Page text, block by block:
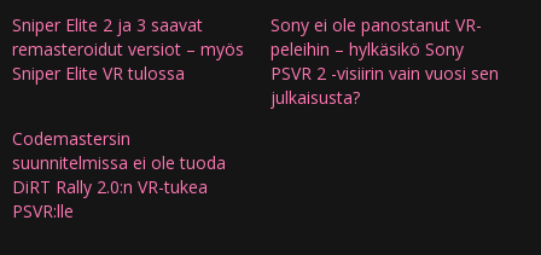
Sniper Elite 2 ja 3 saavat
remasteroidut versiot – myös
Sniper Elite VR tulossa
Sony ei ole panostanut VR-
peleihin – hylkäsikö Sony
PSVR 2 -visiirin vain vuosi sen
julkaisusta?
Codemastersin
suunnitelmissa ei ole tuoda
DiRT Rally 2.0:n VR-tukea
PSVR:lle